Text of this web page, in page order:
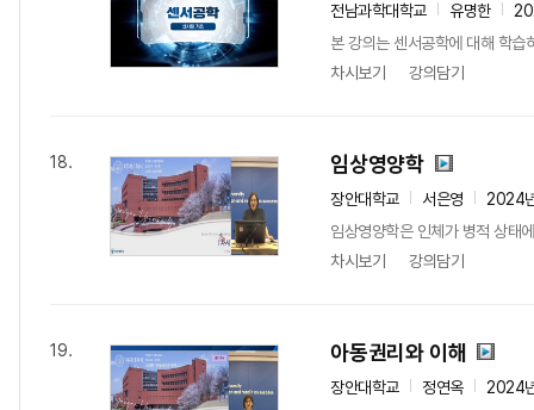
전남과학대학교 유명한
본 강의는 센서공학에 대해 학습
차시보기
강의담기
18. 임상영양학
장안대학교 서은영
2024
임상영양학은 인체가 병적 상태
차시보기
강의담기
19. 아동권리와 이해
장안대학교 정연옥
2024